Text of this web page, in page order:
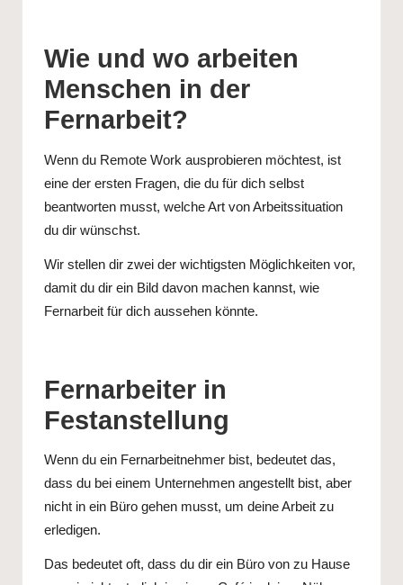
Wie und wo arbeiten
Menschen in der
Fernarbeit?
Wenn du Remote Work ausprobieren möchtest, ist
eine der ersten Fragen, die du für dich selbst
beantworten musst, welche Art von Arbeitssituation
du dir wünschst.
Wir stellen dir zwei der wichtigsten Möglichkeiten vor,
damit du dir ein Bild davon machen kannst, wie
Fernarbeit für dich aussehen könnte.
Fernarbeiter in
Festanstellung
Wenn du ein Fernarbeitnehmer bist, bedeutet das,
dass du bei einem Unternehmen angestellt bist, aber
nicht in ein Büro gehen musst, um deine Arbeit zu
erledigen.
Das bedeutet oft, dass du dir ein Büro von zu Hause